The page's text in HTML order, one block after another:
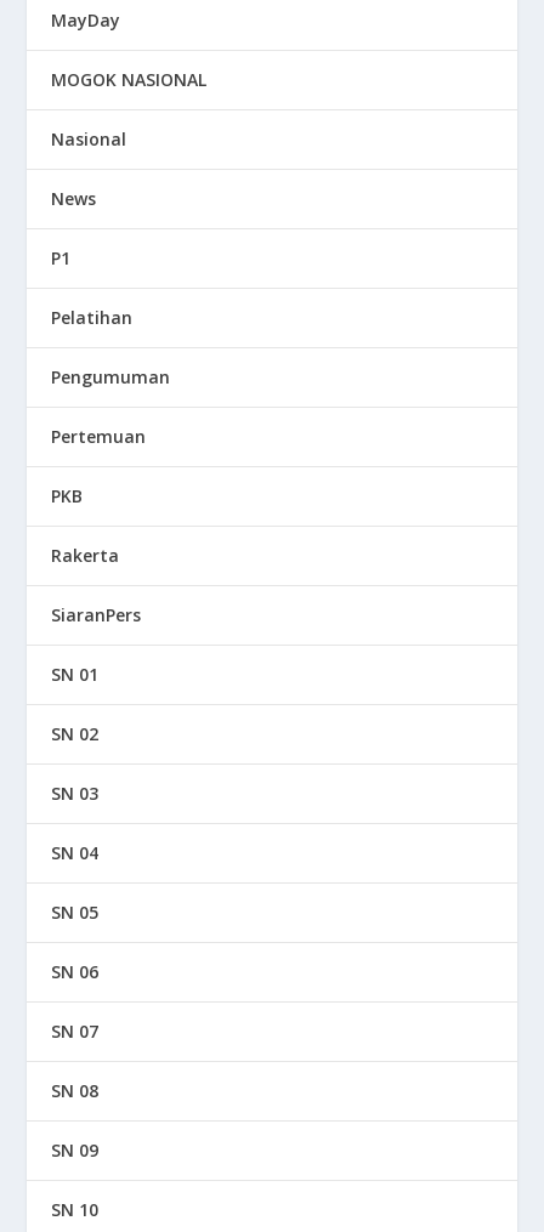
MayDay
MOGOK NASIONAL
Nasional
News
P1
Pelatihan
Pengumuman
Pertemuan
PKB
Rakerta
SiaranPers
SN 01
SN 02
SN 03
SN 04
SN 05
SN 06
SN 07
SN 08
SN 09
SN 10